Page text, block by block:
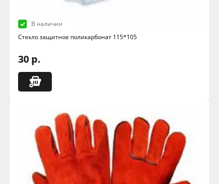
В наличии
Стекло защитное поликарбонат 115*105
30 р.